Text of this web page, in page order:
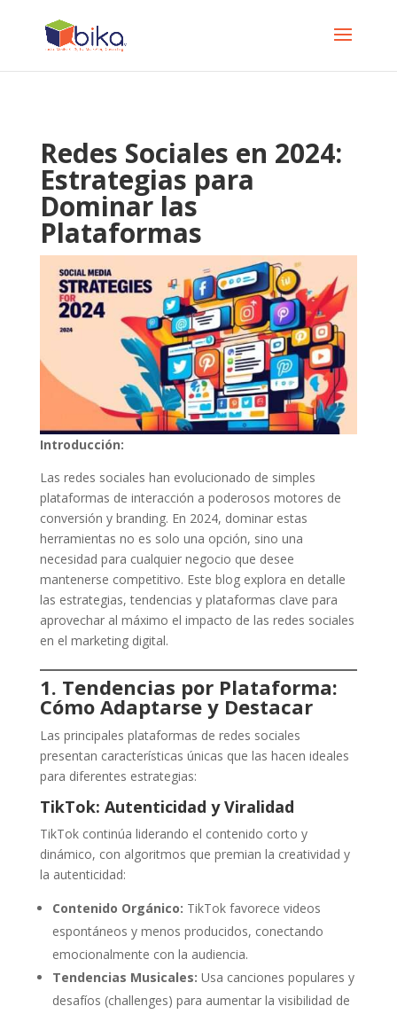
Redes Sociales en 2024:
Estrategias para
Dominar las
Plataformas
Introducción:
Las redes sociales han evolucionado de simples
plataformas de interacción a poderosos motores de
conversión y branding. En 2024, dominar estas
herramientas no es solo una opción, sino una
necesidad para cualquier negocio que desee
mantenerse competitivo. Este blog explora en detalle
las estrategias, tendencias y plataformas clave para
aprovechar al máximo el impacto de las redes sociales
en el marketing digital.
1. Tendencias por Plataforma:
Cómo Adaptarse y Destacar
Las principales plataformas de redes sociales
presentan características únicas que las hacen ideales
para diferentes estrategias:
TikTok: Autenticidad y Viralidad
TikTok continúa liderando el contenido corto y
dinámico, con algoritmos que premian la creatividad y
la autenticidad:
Contenido Orgánico: TikTok favorece videos
espontáneos y menos producidos, conectando
emocionalmente con la audiencia.
Tendencias Musicales: Usa canciones populares y
desafíos (challenges) para aumentar la visibilidad de